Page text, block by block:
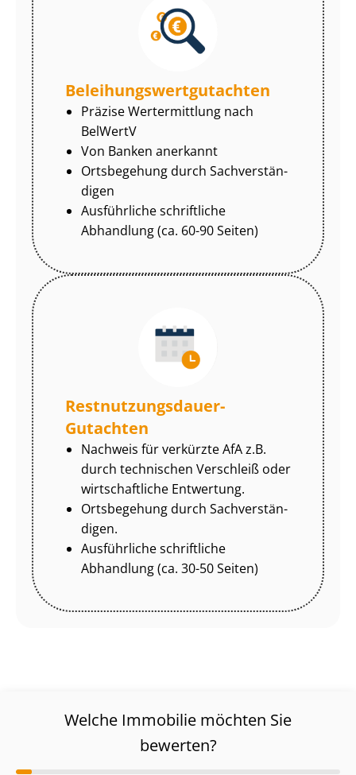
Be­lei­hungs­wert­gut­ach­ten
Präzise Wertermittlung nach
BelWertV
Von Banken anerkannt
Ortsbegehung durch Sach­ver­stän­
di­gen
Ausführliche schriftliche
Abhandlung (ca. 60-90 Seiten)
Rest­nut­zungs­dau­er-
Gutachten
Nachweis für verkürzte AfA z.B.
durch technischen Verschleiß oder
wirtschaftliche Entwertung.
Ortsbegehung durch Sach­ver­stän­
di­gen.
Ausführliche schriftliche
Abhandlung (ca. 30-50 Seiten)
Welche Immobilie möchten Sie
bewerten?